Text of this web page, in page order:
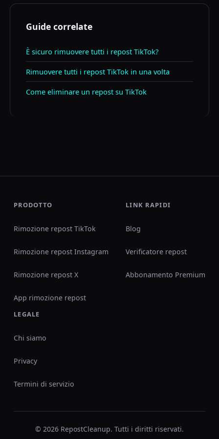
Guide correlate
È sicuro rimuovere tutti i repost TikTok?
Rimuovere tutti i repost TikTok in una volta
Come eliminare un repost su TikTok
PRODOTTO
Rimozione repost TikTok
Rimozione repost Instagram
Rimozione repost X
App rimozione repost
LINK RAPIDI
Blog
Verificatore repost
Abbonamento Premium
LEGALE
Chi siamo
Privacy
Termini di servizio
© 2026 RepostCleanup. Tutti i diritti riservati.